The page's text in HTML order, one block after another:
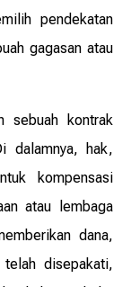
pendekatan
gagasan atau
sebuah kontrak
dalamnya, hak,
kompensasi
atau lembaga
dana,
disepakati,